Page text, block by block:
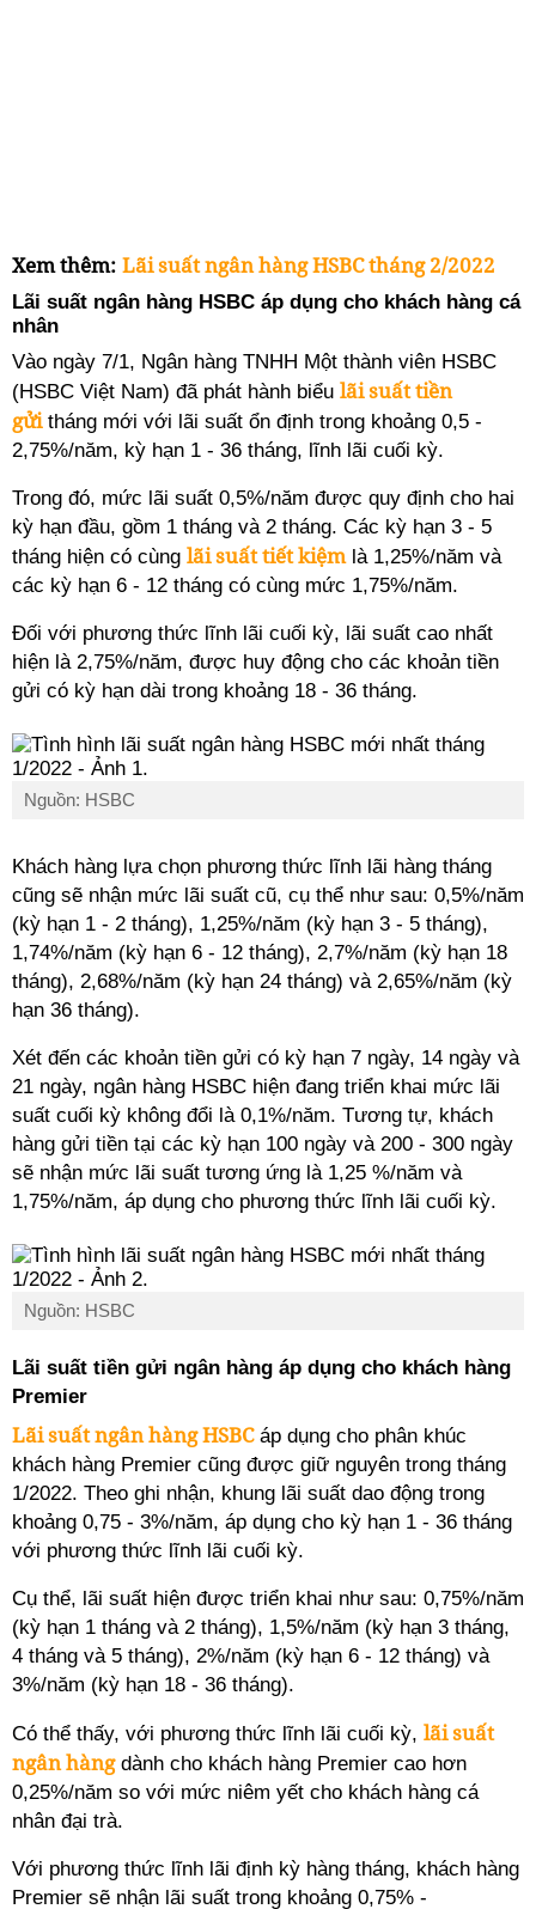
Xem thêm: Lãi suất ngân hàng HSBC tháng 2/2022
Lãi suất ngân hàng HSBC áp dụng cho khách hàng cá
nhân
Vào ngày 7/1, Ngân hàng TNHH Một thành viên HSBC
(HSBC Việt Nam) đã phát hành biểu lãi suất tiền
gửitháng mới với lãi suất ổn định trong khoảng 0,5 -
2,75%/năm, kỳ hạn 1 - 36 tháng, lĩnh lãi cuối kỳ.
Trong đó, mức lãi suất 0,5%/năm được quy định cho hai
kỳ hạn đầu, gồm 1 tháng và 2 tháng. Các kỳ hạn 3 - 5
tháng hiện có cùng lãi suất tiết kiệmlà 1,25%/năm và
các kỳ hạn 6 - 12 tháng có cùng mức 1,75%/năm.
Đối với phương thức lĩnh lãi cuối kỳ, lãi suất cao nhất
hiện là 2,75%/năm, được huy động cho các khoản tiền
gửi có kỳ hạn dài trong khoảng 18 - 36 tháng.
Nguồn: HSBC
Khách hàng lựa chọn phương thức lĩnh lãi hàng tháng
cũng sẽ nhận mức lãi suất cũ, cụ thể như sau: 0,5%/năm
(kỳ hạn 1 - 2 tháng), 1,25%/năm (kỳ hạn 3 - 5 tháng),
1,74%/năm (kỳ hạn 6 - 12 tháng), 2,7%/năm (kỳ hạn 18
tháng), 2,68%/năm (kỳ hạn 24 tháng) và 2,65%/năm (kỳ
hạn 36 tháng).
Xét đến các khoản tiền gửi có kỳ hạn 7 ngày, 14 ngày và
21 ngày, ngân hàng HSBC hiện đang triển khai mức lãi
suất cuối kỳ không đổi là 0,1%/năm. Tương tự, khách
hàng gửi tiền tại các kỳ hạn 100 ngày và 200 - 300 ngày
sẽ nhận mức lãi suất tương ứng là 1,25 %/năm và
1,75%/năm, áp dụng cho phương thức lĩnh lãi cuối kỳ.
Nguồn: HSBC
Lãi suất tiền gửi ngân hàng áp dụng cho khách hàng
Premier
Lãi suất ngân hàng HSBCáp dụng cho phân khúc
khách hàng Premier cũng được giữ nguyên trong tháng
1/2022. Theo ghi nhận, khung lãi suất dao động trong
khoảng 0,75 - 3%/năm, áp dụng cho kỳ hạn 1 - 36 tháng
với phương thức lĩnh lãi cuối kỳ.
Cụ thể, lãi suất hiện được triển khai như sau: 0,75%/năm
(kỳ hạn 1 tháng và 2 tháng), 1,5%/năm (kỳ hạn 3 tháng,
4 tháng và 5 tháng), 2%/năm (kỳ hạn 6 - 12 tháng) và
3%/năm (kỳ hạn 18 - 36 tháng).
Có thể thấy, với phương thức lĩnh lãi cuối kỳ, lãi suất
ngân hàngdành cho khách hàng Premier cao hơn
0,25%/năm so với mức niêm yết cho khách hàng cá
nhân đại trà.
Với phương thức lĩnh lãi định kỳ hàng tháng, khách hàng
Premier sẽ nhận lãi suất trong khoảng 0,75% -